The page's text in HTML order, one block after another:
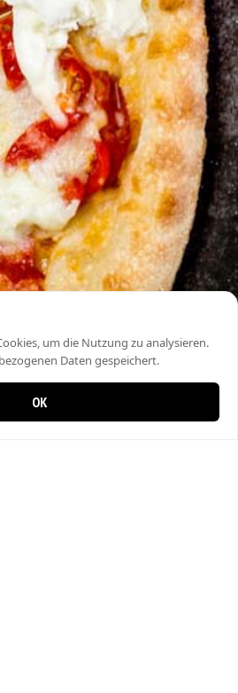
um die Nutzung zu analysieren.
Daten gespeichert.
OK